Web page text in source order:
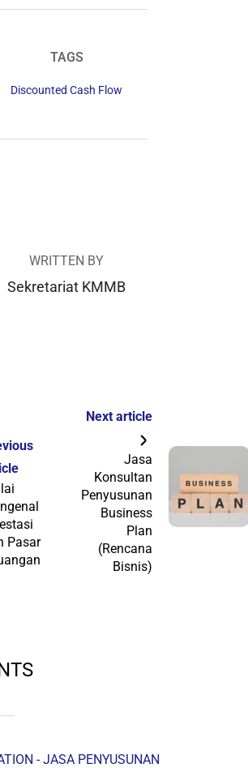
TAGS
Discounted Cash Flow
WRITTEN BY
Sekretariat KMMB
Pasar
Next article
Jasa
Konsultan
Penyusunan
Business
Plan
(Rencana
Bisnis)
- JASA PENYUSUNAN